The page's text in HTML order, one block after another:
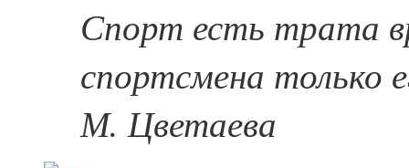
Спорт есть трата
спортсмена только
М. Цветаева